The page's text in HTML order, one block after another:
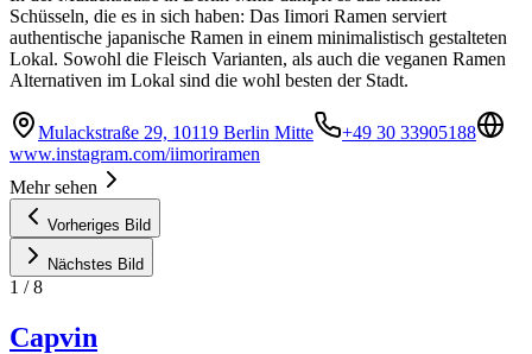
Schüsseln, die es in sich haben: Das Iimori Ramen serviert
authentische japanische Ramen in einem minimalistisch gestalteten
Lokal. Sowohl die Fleisch Varianten, als auch die veganen Ramen
Alternativen im Lokal sind die wohl besten der Stadt.
Mulackstraße 29, 10119 Berlin Mitte
+49 30 33905188
www.instagram.com/iimoriramen
Mehr sehen
Vorheriges Bild
Nächstes Bild
1 /8
Capvin